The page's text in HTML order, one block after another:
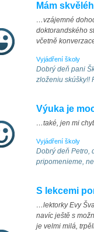
Mám
…vzájemné
doktorandského
včetně
Vyjádření školy
Dobrý deň pani
zloženiu skúšky!!
Výuka je
…také, jen mi
Vyjádření školy
Dobrý deň Petro,
pripomenieme,
S lekcemi
…lektorky Evy
navíc ještě s
je velmi milá,